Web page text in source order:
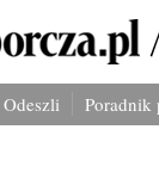
Odeszli Poradnik